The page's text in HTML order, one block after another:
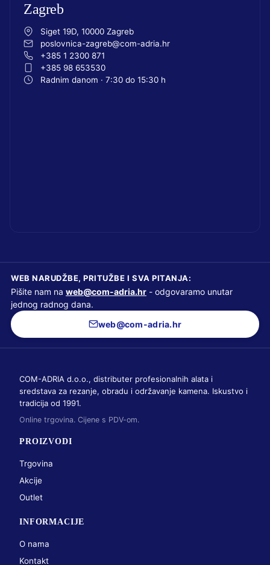
Zagreb
Siget 19D, 10000 Zagreb
poslovnica-zagreb@com-adria.hr
+385 1 2300 871
+385 98 653530
Radnim danom · 7:30 do 15:30 h
WEB NARUDŽBE, PRITUŽBE I SVA PITANJA:
Pišite nam na web@com-adria.hr - odgovaramo unutar
jednog radnog dana.
web@com-adria.hr
COM-ADRIA d.o.o., distributer profesionalnih alata i
sredstava za rezanje, obradu i održavanje kamena. Iskustvo i
tradicija od 1991.
Online trgovina. Cijene s PDV-om.
PROIZVODI
Trgovina
Akcije
Outlet
INFORMACIJE
O nama
Kontakt